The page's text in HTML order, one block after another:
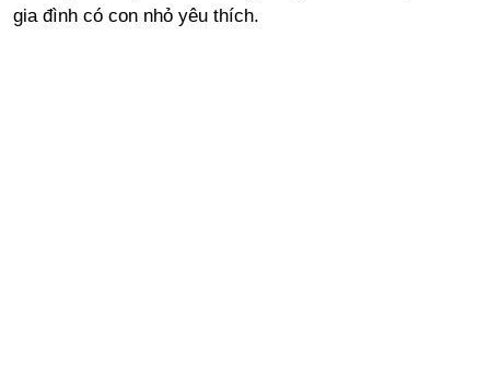
gia đình có con nhỏ yêu thích.